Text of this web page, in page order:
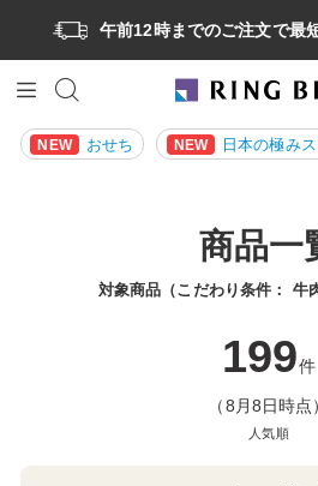
午前12時までのご注文で最
NEW おせち NEW 日本の極み
商品一
対象商品（こだわり条件： 牛
199件
（8月8日時点
人気順